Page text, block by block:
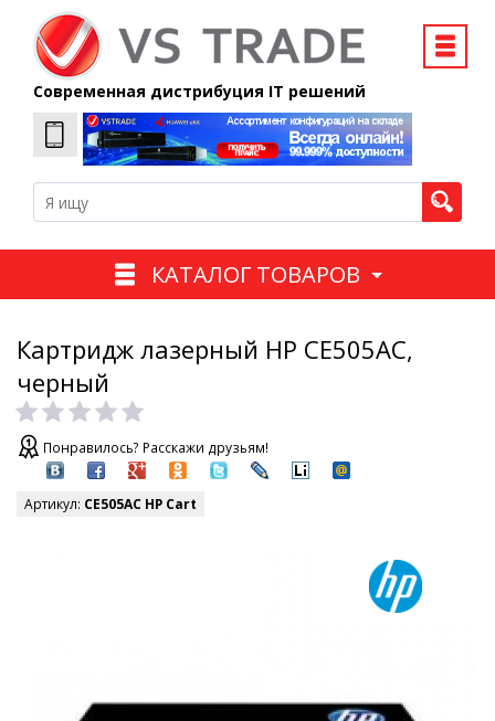
Современная дистрибуция IT решений
КАТАЛОГ ТОВАРОВ
Картридж лазерный HP CE505AC,
черный
Понравилось? Расскажи друзьям!
Артикул: CE505AC HP Cart